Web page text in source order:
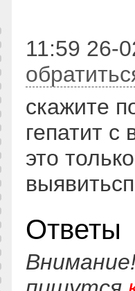
11:59 26-
скажите
гепатит с
это
Ответы